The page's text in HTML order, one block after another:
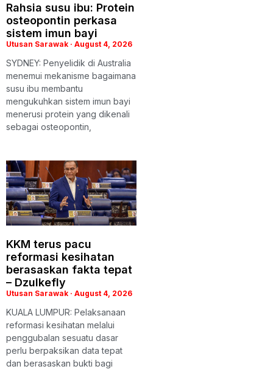
Rahsia susu ibu: Protein
osteopontin perkasa
sistem imun bayi
Utusan Sarawak August 4, 2026
SYDNEY: Penyelidik di Australia
menemui mekanisme bagaimana
susu ibu membantu
mengukuhkan sistem imun bayi
menerusi protein yang dikenali
sebagai osteopontin,
KKM terus pacu
reformasi kesihatan
berasaskan fakta tepat
– Dzulkefly
Utusan Sarawak August 4, 2026
KUALA LUMPUR: Pelaksanaan
reformasi kesihatan melalui
penggubalan sesuatu dasar
perlu berpaksikan data tepat
dan berasaskan bukti bagi